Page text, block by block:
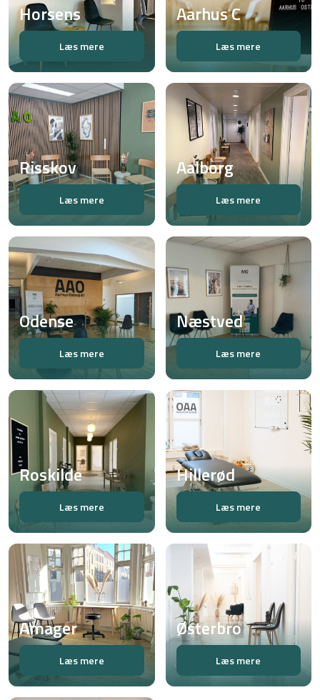
Horsens
Læs mere
Aarhus C
Læs mere
Risskov
Læs mere
Aalborg
Læs mere
Odense
Læs mere
Næstved
Læs mere
Roskilde
Læs mere
Hillerød
Læs mere
Amager
Læs mere
Østerbro
Læs mere